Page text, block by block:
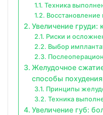
Техника
Увеличение груди:
Риски и
Выбор
Желудочное
способы похудения
Принципы
Техника
Увеличение губ: